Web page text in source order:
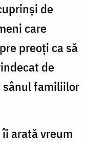
de
care
preoţi ca să
de
familiilor
arată vreum